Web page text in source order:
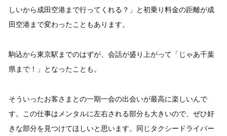
しいから成田空港まで行ってくれる？」と初乗り料金の距離が成
田空港まで変わったこともあります。
駒込から東京駅までのはずが、会話が盛り上がって「じゃあ千葉
県まで！」となったことも。
そういったお客さまとの一期一会の出会いが最高に楽しいんで
す。この仕事はメンタルに左右される部分も大きいので、ぜひ好
きな部分を見つけてほしいと思います。同じタクシードライバー